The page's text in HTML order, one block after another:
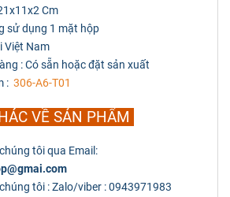
Cm
sử dụng 1 mặt hộp
Việt Nam
: Có sẵn hoặc đặt sản xuất
: 306-A6-T01
VỀ SẢN PHẨM
tôi qua Email:
tôi : Zalo/viber : 0943971983